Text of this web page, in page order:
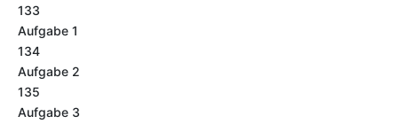
133
Aufgabe 1
134
Aufgabe 2
135
Aufgabe 3